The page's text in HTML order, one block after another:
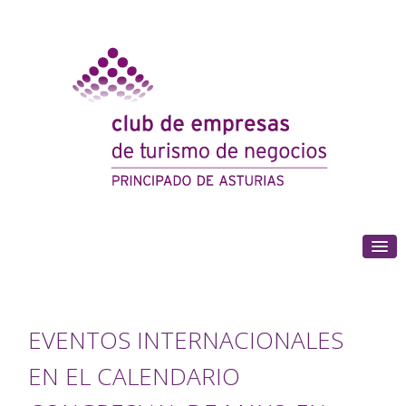
EVENTOS INTERNACIONALES
EN EL CALENDARIO